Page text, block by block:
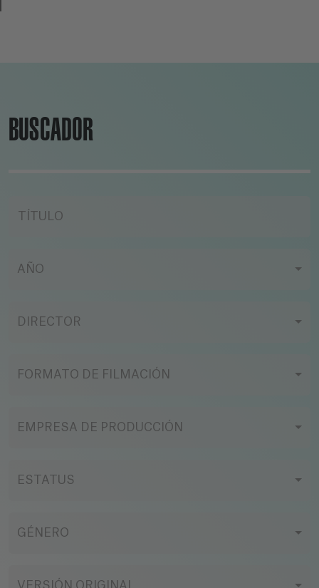
BUSCADOR
TÍTULO
AÑO
DIRECTOR
FORMATO DE FILMACIÓN
EMPRESA DE PRODUCCIÓN
ESTATUS
GÉNERO